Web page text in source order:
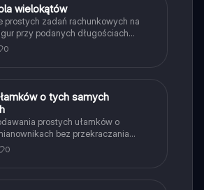
wielokątów
prostych zadań rachunkowych na
przy podanych długościach
0
o tych samych
prostych ułamków o
bez przekraczania
0